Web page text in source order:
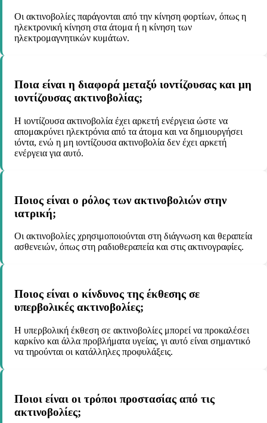
Οι ακτινοβολίες παράγονται από την κίνηση φορτίων, όπως η
ηλεκτρονική κίνηση στα άτομα ή η κίνηση των
ηλεκτρομαγνητικών κυμάτων.
Ποια είναι η διαφορά μεταξύ ιοντίζουσας και μη
ιοντίζουσας ακτινοβολίας;
Η ιοντίζουσα ακτινοβολία έχει αρκετή ενέργεια ώστε να
απομακρύνει ηλεκτρόνια από τα άτομα και να δημιουργήσει
ιόντα, ενώ η μη ιοντίζουσα ακτινοβολία δεν έχει αρκετή
ενέργεια για αυτό.
Ποιος είναι ο ρόλος των ακτινοβολιών στην
ιατρική;
Οι ακτινοβολίες χρησιμοποιούνται στη διάγνωση και θεραπεία
ασθενειών, όπως στη ραδιοθεραπεία και στις ακτινογραφίες.
Ποιος είναι ο κίνδυνος της έκθεσης σε
υπερβολικές ακτινοβολίες;
Η υπερβολική έκθεση σε ακτινοβολίες μπορεί να προκαλέσει
καρκίνο και άλλα προβλήματα υγείας, γι αυτό είναι σημαντικό
να τηρούνται οι κατάλληλες προφυλάξεις.
Ποιοι είναι οι τρόποι προστασίας από τις
ακτινοβολίες;